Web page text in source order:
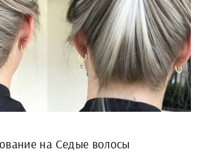
на Седые волосы